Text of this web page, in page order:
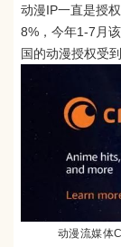
动漫IP一直是授
8%，今年1-7月
国的动漫授权受
动漫流媒体